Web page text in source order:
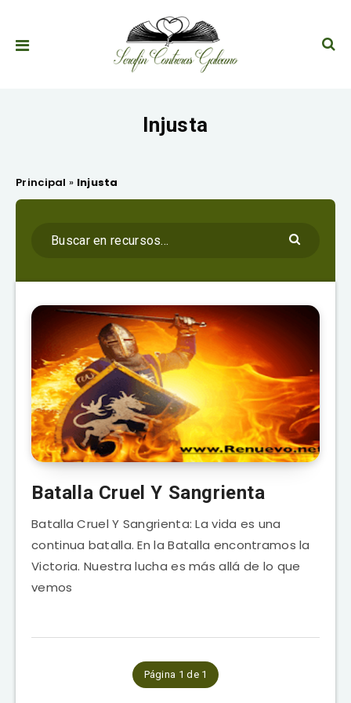
Injusta
Principal » Injusta
Batalla Cruel Y Sangrienta
Batalla Cruel Y Sangrienta: La vida es una
continua batalla. En la Batalla encontramos la
Victoria. Nuestra lucha es más allá de lo que
vemos
Página 1 de 1